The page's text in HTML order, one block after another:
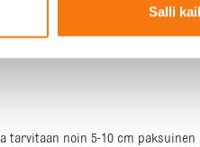
Salli
Lisäksi kivituhkan
noin 5-10 cm